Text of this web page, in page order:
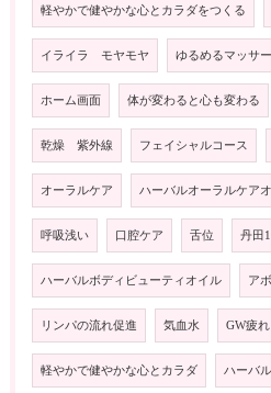
軽やかで健やかな心とカラダをつくる
イライラ モヤモヤ ゆるめるマッサ
ホーム画面 体が変わると心も変わる
乾燥 紫外線 フェイシャルコース
オーラルケア ハーバルオーラルケア
呼吸浅い 口腔ケア 舌位 丹田
ハーバルボディビューティオイル ア
リンパの流れ促進 気血水 GW疲れ
軽やかで健やかな心とカラダ ハーバ